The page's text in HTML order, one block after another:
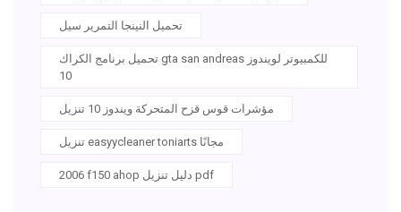
تحميل النينجا التمرير سيل
تحميل برنامج الكراك gta san andreas للكمبيوتر لويندوز
10
مؤشرات قوس قزح المتحركة ويندوز 10 تنزيل
تنزيل easyycleaner toniarts مجانًا
2006 f150 ahop دليل تنزيل pdf